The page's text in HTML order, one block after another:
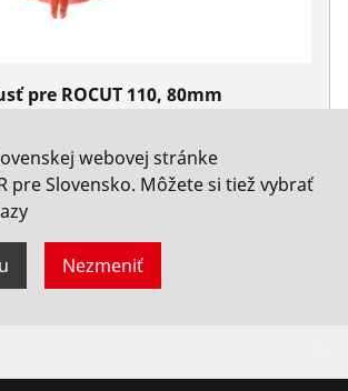
pre ROCUT 110, 80mm
webovej stránke
pre Slovensko. Môžete si tiež vybrať
Nezmeniť